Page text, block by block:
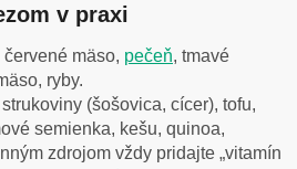
v praxi
červené mäso, pečeň, tmavé
ryby.
strukoviny (šošovica, cícer), tofu,
semienka, kešu, quinoa,
zdrojom vždy pridajte „vitamín